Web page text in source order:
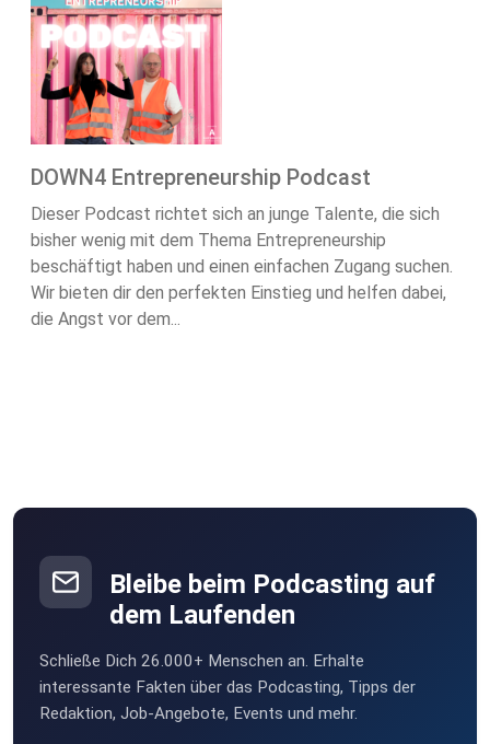
DOWN4 Entrepreneurship Podcast
Dieser Podcast richtet sich an junge Talente, die sich
bisher wenig mit dem Thema Entrepreneurship
beschäftigt haben und einen einfachen Zugang suchen.
Wir bieten dir den perfekten Einstieg und helfen dabei,
die Angst vor dem...
Bleibe beim Podcasting auf
dem Laufenden
Schließe Dich 26.000+ Menschen an. Erhalte
interessante Fakten über das Podcasting, Tipps der
Redaktion, Job-Angebote, Events und mehr.